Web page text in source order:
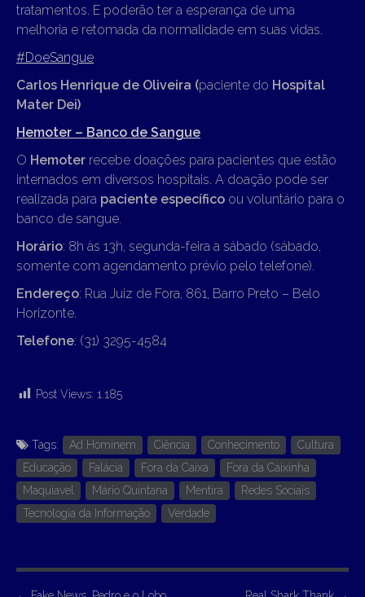
tratamentos. E poderão ter a esperança de uma
melhoria e retomada da normalidade em suas vidas.
#DoeSangue
Carlos Henrique de Oliveira (paciente do Hospital
Mater Dei)
Hemoter – Banco de Sangue
O Hemoter recebe doações para pacientes que estão
internados em diversos hospitais. A doação pode ser
realizada para paciente específico ou voluntário para o
banco de sangue.
Horário: 8h às 13h, segunda-feira a sábado (sábado,
somente com agendamento prévio pelo telefone).
Endereço: Rua Juiz de Fora, 861, Barro Preto – Belo
Horizonte.
Telefone: (31) 3295-4584
Post Views: 1.185
Tags: Ad Hominem Ciência Conhecimento
Cultura
Educação
Falácia Fora da Caixa
Fora da Caixinha
Maquiavel
Mário Quintana Mentira
Redes Sociais
Tecnologia da Informação
Verdade